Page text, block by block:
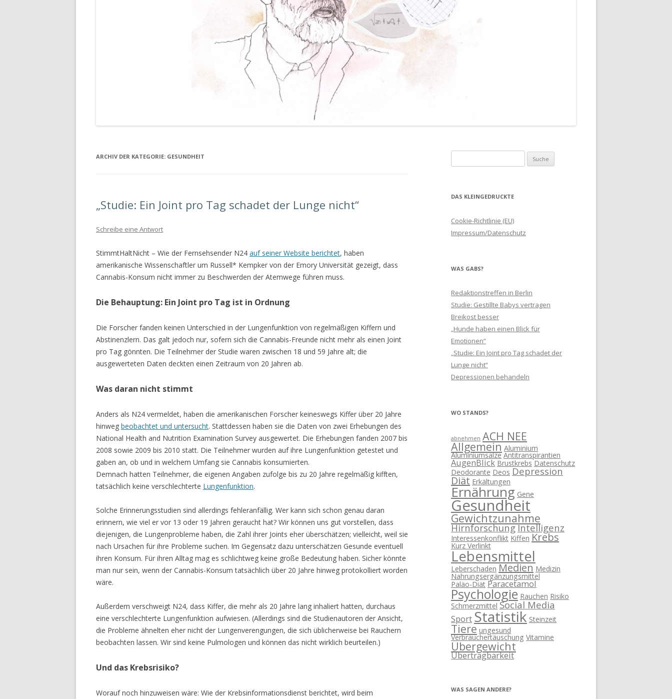
ARCHIV DER KATEGORIE: GESUNDHEIT
„Studie: Ein Joint pro Tag schadet der Lunge nicht“
Schreibe eine Antwort
StimmtHaltNicht – Wie der Fernsehsender N24 auf seiner Website berichtet, haben
amerikanische Wissenschaftler um Russell* Kempker von der Emory Universität gezeigt, dass
Cannabis-Konsum nicht immer zu Beschwerden der Atemwege führen muss.
Die Behauptung: Ein Joint pro Tag ist in Ordnung
Die Forscher fanden keinen Unterschied in der Lungenfunktion von regelmäßigen Kiffern und
Abstinenzlern. Das galt jedoch nur, sofern sich die Cannabis-Freunde nicht mehr als einen Joint
pro Tag gönnten. Die Teilnehmer der Studie waren zwischen 18 und 59 Jahre alt; die
ausgewerteten Daten deckten einen Zeitraum von 20 Jahren ab.
Was daran nicht stimmt
Anders als N24 vermeldet, haben die amerikanischen Forscher keineswegs Kiffer über 20 Jahre
hinweg beobachtet und untersucht. Stattdessen haben sie die Daten von zwei Erhebungen des
National Health and Nutrition Examination Survey ausgewertet. Die Erhebungen fanden 2007 bis
2008 sowie 2009 bis 2010 statt. Die Teilnehmer wurden auf ihre Lungenfunktion getestet und
gaben an, ob und in welchem Umfang sie Cannabis konsumierten.
Demnach hatten Teilnehmer, die eigenen Angaben zufolge bis zu 20 Jahre regelmäßig kifften,
tatsächlich keine verschlechterte Lungenfunktion.
Solche Erinnerungsstudien sind allerdings fehleranfällig. Wer kann sich schon genau daran
erinnern, wie viel er vor 13 oder 19 Jahren geraucht hat? Wir können uns gut vorstellen, dass
diejenigen, die Lungenprobleme haben, die Zahl ihrer Joints eher überschätzen; vielleicht, weil sie
nach Ursachen für ihre Probleme suchen. Im Gegensatz dazu unterschätzen Gesunde eventuell
ihren Konsum. Für ihren Alltag mag es schlichtweg keine große Bedeutung haben. Sicher könnte
man nur sein, wenn der Cannabis-Konsum tatsächlich über 20 Jahre hinweg protokolliert worden
wäre.
Außerdem verschweigt N24, dass Kiffer, die mehr als 20 Jahre lang inhaliert hatten, durchaus
eine verschlechterte Lungenfunktion aufwiesen. (Allerdings sind die Studienautoren der Ansicht,
die Probleme ähnelten eher nicht der Lungenverengungen, die sich üblicherweise bei Rauchern
beobachten lassen. Wir sind keine Pulmologen und können das nicht wirklich beurteilen.)
Und das Krebsrisiko?
Worauf noch hinzuweisen wäre: Wie der Krebsinformationsdienst berichtet, wird beim
nach:
DAS KLEINGEDRUCKTE
Cookie-Richtlinie (EU)
Impressum/Datenschutz
WAS GABS?
Redaktionstreffen in Berlin
Studie: Gestillte Babys vertragen
Breikost besser
„Hunde haben einen Blick für
Emotionen“
„Studie: Ein Joint pro Tag schadet der
Lunge nicht“
Depressionen behandeln
WO STANDS?
abnehmen ACH NEE
Allgemein Aluminium
Aluminiumsalze Antitranspirantien
AugenBlick Brustkrebs Datenschutz
Deodorante Deos Depression
Diät Erkältungen
Ernährung Gene
Gesundheit
Gewichtzunahme
HirnforschungIntelligenz
Interessenkonflikt Kiffen Krebs
Kurz Verlinkt
Lebensmittel
Leberschaden Medien Medizin
Nahrungsergänzungsmittel
Paläo-Diät Paracetamol
Psychologie Rauchen Risiko
Schmerzmittel Social Media
Sport Statistik Steinzeit
Tiere ungesund
Verbrauchertäuschung Vitamine
Übergewicht
Übertragbarkeit
WAS SAGEN ANDERE?